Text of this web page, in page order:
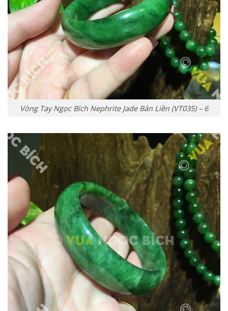
Vòng Tay Ngọc Bích Nephrite Jade Bản Liền (VT035) – 6